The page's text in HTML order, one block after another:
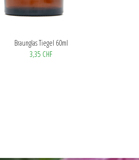
Braunglas Tiegel 60ml
3,35 CHF